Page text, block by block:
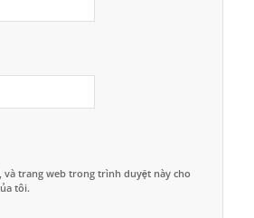
và trang web trong trình duyệt này cho
tôi.